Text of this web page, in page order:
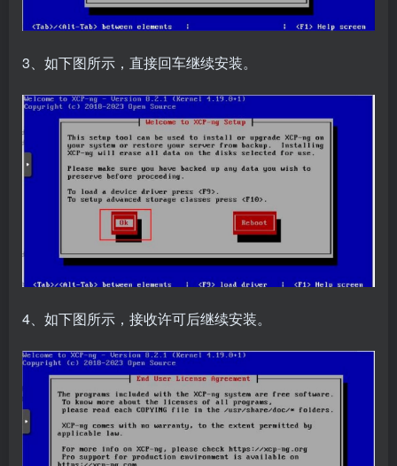
3、如下图所示，直接回车继续安装。
4、如下图所示，接收许可后继续安装。